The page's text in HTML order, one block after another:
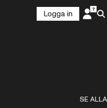
Logga in
SE ALLA